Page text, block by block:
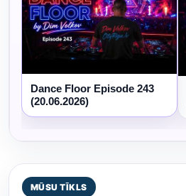
Dance Floor Episode 243
(20.06.2026)
MŪSU TĪKLS